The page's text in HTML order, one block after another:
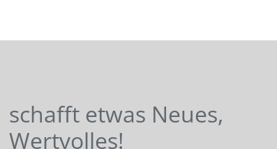
schafft etwas Neues,
Wertvolles!